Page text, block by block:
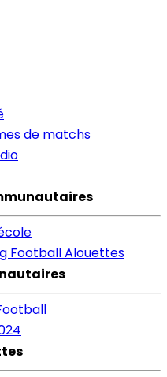
de matchs
Football Alouettes